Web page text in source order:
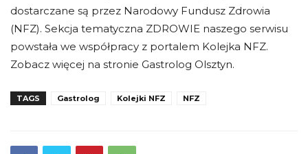
dostarczane są przez Narodowy Fundusz Zdrowia
(NFZ). Sekcja tematyczna ZDROWIE naszego serwisu
powstała we współpracy z portalem Kolejka NFZ.
Zobacz więcej na stronie Gastrolog Olsztyn.
TAGS Gastrolog Kolejki NFZ NFZ